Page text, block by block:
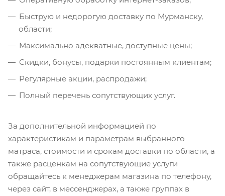
Быструю и недорогую доставку по Мурманску,
области;
Максимально адекватные, доступные цены;
Скидки, бонусы, подарки постоянным клиентам;
Регулярные акции, распродажи;
Полный перечень сопутствующих услуг.
За дополнительной информацией по
характеристикам и параметрам выбранного
матраса, стоимости и срокам доставки по области, а
также расценкам на сопутствующие услуги
обращайтесь к менеджерам магазина по телефону,
через сайт, в мессенджерах, а также группах в